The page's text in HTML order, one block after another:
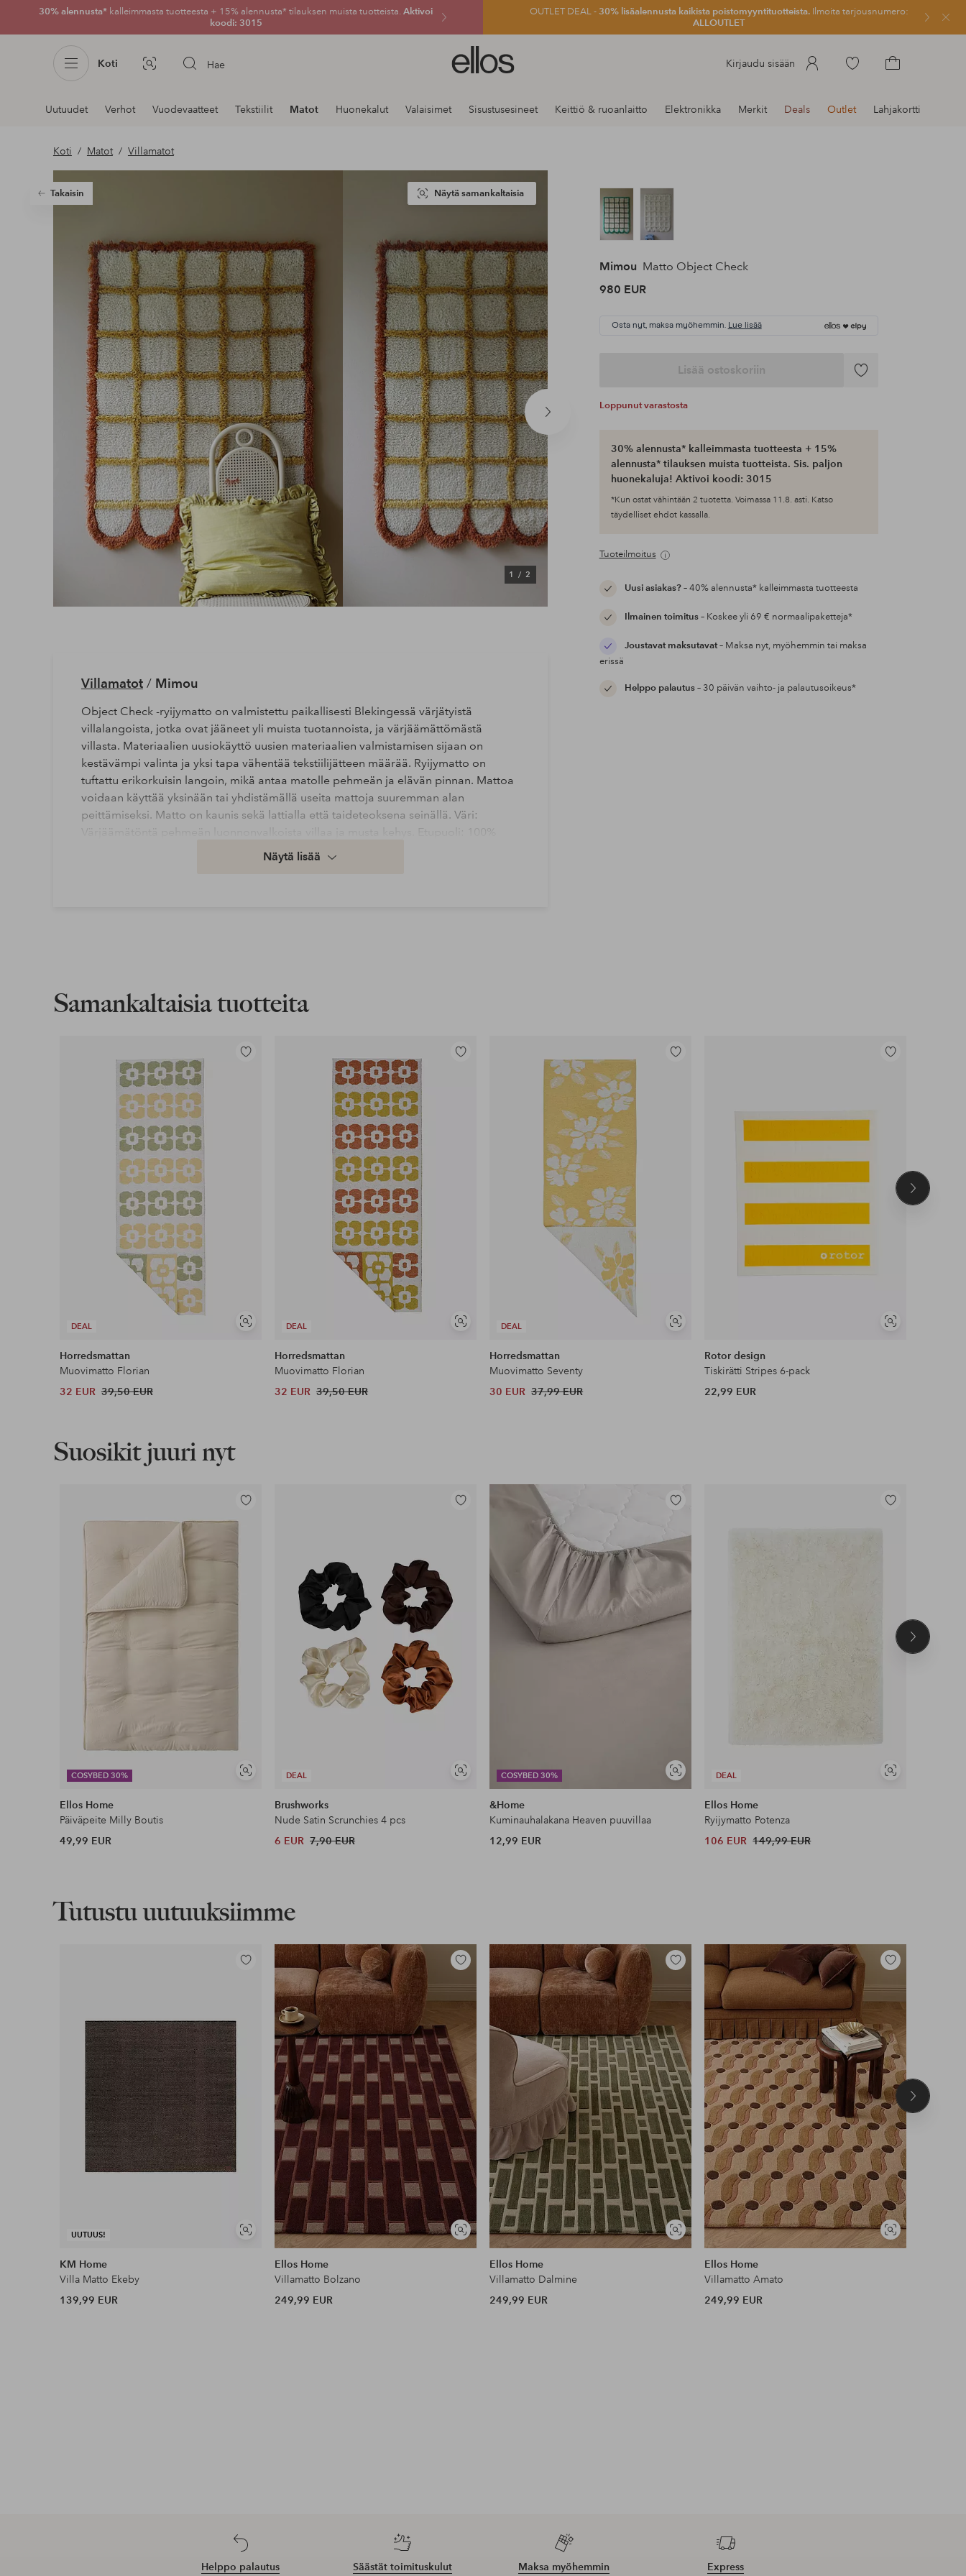
30% alennusta* kalleimmasta tuotteesta + 15% alennusta* tilauksen muista tuotteista. Aktivoi
koodi: 3015
OUTLET DEAL -30% lisäalennusta kaikista poistomyyntituotteista.Ilmoita tarjousnumero:
ALLOUTLET
Sulje
Koti Kuvahaku Hae
Ellos-
logo
siirry
Kirjaudu sisään
Siirry
Navigointi
osastoilla
Uutuudet Verhot Vuodevaatteet Tekstiilit Matot Huonekalut Valaisimet Sisustusesineet Keittiö & ruoanlaitto Elektronikka Merkit Deals Outlet Lahjakortti
Koti Matot Villamatot
Takaisin
Seuraava
1/ 2
Näytä samankaltaisia
Mimou Matto Object Check
980 EUR
Osta nyt, maksa myöhemmin. Lue lisää
Lisää ostoskoriin
Lisää
Loppunut varastosta
30% alennusta* kalleimmasta tuotteesta + 15%
alennusta* tilauksen muista tuotteista. Sis. paljon
huonekaluja! Aktivoi koodi: 3015
*Kun ostat vähintään 2 tuotetta. Voimassa 11.8. asti. Katso
täydelliset ehdot kassalla.
Tuoteilmoitus
Uusi asiakas?– 40% alennusta* kalleimmasta tuotteesta
Ilmainen toimitus– Koskee yli 69 € normaalipaketteja*
Joustavat maksutavat– Maksa nyt, myöhemmin tai maksa
erissä
Helppo palautus– 30 päivän vaihto- ja palautusoikeus*
Villamatot/ Mimou
Object Check -ryijymatto on valmistettu paikallisesti Blekingessä värjätyistä
villalangoista, jotka ovat jääneet yli muista tuotannoista, ja värjäämättömästä
villasta. Materiaalien uusiokäyttö uusien materiaalien valmistamisen sijaan on
kestävämpi valinta ja yksi tapa vähentää tekstiilijätteen määrää. Ryijymatto on
tuftattu erikorkuisin langoin, mikä antaa matolle pehmeän ja elävän pinnan. Mattoa
voidaan käyttää yksinään tai yhdistämällä useita mattoja suuremman alan
peittämiseksi. Matto on kaunis sekä lattialla että taideteoksena seinällä. Väri:
Värjäämätöntä pehmeän luonnonvalkoista villaa ja musta kehys. Etupuoli: 100%
villaa. Taustapuoli kumia, jotta matto pysyy napakasti paikallaan lattialla. Hoito-
ohje: imurointi, tuuletus, mattopiiska. Koko 100x140 cm.
Koskee yli 69 € normaalipaketteja
Lue lisää
Lasku & Tili
Edullisimmat maksutapamme
Lue lisää
Näytä lisää
Samankaltaisia tuotteita
DEAL
Näytä
Lisää
Horredsmattan
Muovimatto Florian
32 EUR 39,50 EUR
DEAL
Näytä
Lisää
Horredsmattan
Muovimatto Florian
32 EUR 39,50 EUR
DEAL
Näytä
Lisää
Horredsmattan
Muovimatto Seventy
30 EUR 37,99 EUR
Näytä
Lisää
Rotor design
Tiskirätti Stripes 6-pack
22,99 EUR
Seuraava
Suosikit juuri nyt
COSYBED 30%
Näytä
Lisää
suosikkeihin
Ellos Home
Päiväpeite Milly Boutis
49,99 EUR
DEAL
Näytä
samankaltaisia
Lisää
Brushworks
Nude Satin Scrunchies 4 pcs
6 EUR 7,90 EUR
COSYBED 30%
Näytä
samankaltaisia
Lisää
&Home
Kuminauhalakana Heaven puuvillaa
12,99 EUR
DEAL
Näytä
Lisää
Ellos Home
Ryijymatto Potenza
106 EUR 149,99 EUR
Seuraava
Tutustu uutuuksiimme
UUTUUS!
Näytä
samankaltaisia
Lisää
suosikkeihin
KM Home
Villa Matto Ekeby
139,99 EUR
Näytä
samankaltaisia
Lisää
suosikkeihin
Ellos Home
Villamatto Bolzano
249,99 EUR
Näytä
samankaltaisia
Lisää
Ellos Home
Villamatto Dalmine
249,99 EUR
Näytä
samankaltaisia
Lisää
Ellos Home
Villamatto Amato
249,99 EUR
Seuraava
Helppo palautus Säästät toimituskulut Maksa myöhemmin Express